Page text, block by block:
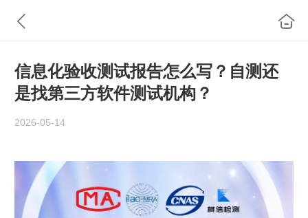
信息化验收测试报告怎么写？自测还
是找第三方软件测试机构？
2026-05-14